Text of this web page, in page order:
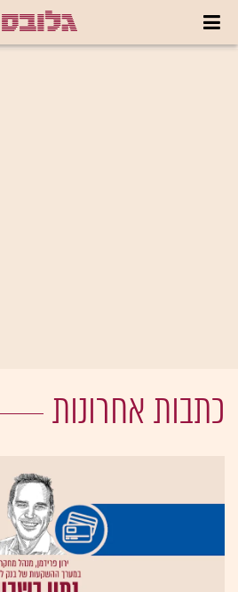
כתבות אחרונות